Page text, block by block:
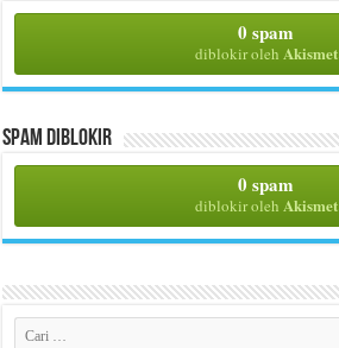
0 spam
diblokir oleh Akismet
Spam Diblokir
0 spam
diblokir oleh Akismet